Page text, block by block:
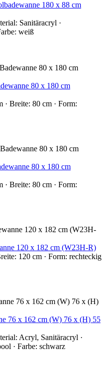
180 x 88 cm
Sanitäracryl ·
weiß
80 x 180 cm
· Breite: 80 cm · Form:
80 x 180 cm
· Breite: 80 cm · Form:
120 x 182 cm (W23H-R)
120 cm · Form: rechteckig
76 x 162 cm (W) 76 x (H) 55
Acryl, Sanitäracryl ·
· Farbe: schwarz